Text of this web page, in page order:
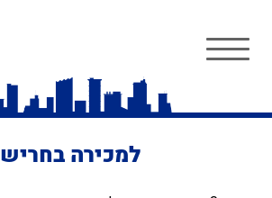
למכירה בחריש